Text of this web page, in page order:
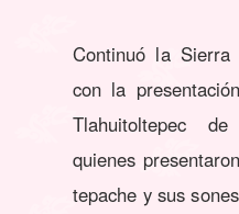
Continuó la
con la
Tlahuitoltepec
quienes
tepache y sus